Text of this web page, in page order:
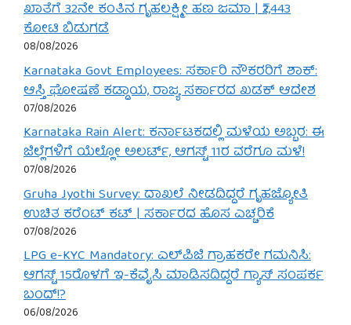
ಖಾತೆಗೆ 32ನೇ ಕಂತಿನ ಗೃಹಲಕ್ಷ್ಮೀ ಹಣ ಜಮಾ | ₹2,443
ಕೋಟಿ ಬಿಡುಗಡೆ
08/08/2026
Karnataka Govt Employees: ಸರ್ಕಾರಿ ನೌಕರರಿಗೆ ಶಾಕ್:
ಆಸ್ತಿ ಘೋಷಣೆ ಕಡ್ಡಾಯ, ರಾಜ್ಯ ಸರ್ಕಾರದ ಖಡಕ್ ಆದೇಶ
07/08/2026
Karnataka Rain Alert: ಕರ್ನಾಟಕದಲ್ಲಿ ಮಳೆಯ ಅಬ್ಬರ: ಈ
ಜಿಲ್ಲೆಗಳಿಗೆ ಯೆಲ್ಲೋ ಅಲರ್ಟ್, ಆಗಸ್ಟ್ 11ರ ವರೆಗೂ ಮಳೆ!
07/08/2026
Gruha Jyothi Survey: ದಾಖಲೆ ನೀಡದಿದ್ದರೆ ಗೃಹಜ್ಯೋತಿ
ಉಚಿತ ಕರೆಂಟ್ ಕಟ್ | ಸರ್ಕಾರದ ಹೊಸ ಎಚ್ಚರಿಕೆ
07/08/2026
LPG e-KYC Mandatory: ಎಲ್‌ಪಿಜಿ ಗ್ರಾಹಕರೇ ಗಮನಿಸಿ:
ಆಗಸ್ಟ್ 15ರೊಳಗೆ ಇ-ಕೆವೈಸಿ ಮಾಡಿಸದಿದ್ದರೆ ಗ್ಯಾಸ್ ಸಂಪರ್ಕ
ಬಂದ್!?
06/08/2026